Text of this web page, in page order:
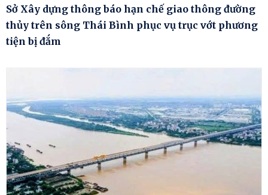
Sở Xây dựng thông báo hạn chế giao thông đường
thủy trên sông Thái Bình phục vụ trục vớt phương
tiện bị đắm